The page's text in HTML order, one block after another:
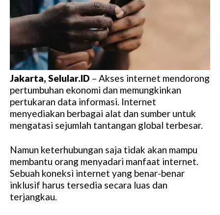
Jakarta, Selular.ID – Akses internet mendorong
pertumbuhan ekonomi dan memungkinkan
pertukaran data informasi. Internet
menyediakan berbagai alat dan sumber untuk
mengatasi sejumlah tantangan global terbesar.
Namun keterhubungan saja tidak akan mampu
membantu orang menyadari manfaat internet.
Sebuah koneksi internet yang benar-benar
inklusif harus tersedia secara luas dan
terjangkau.